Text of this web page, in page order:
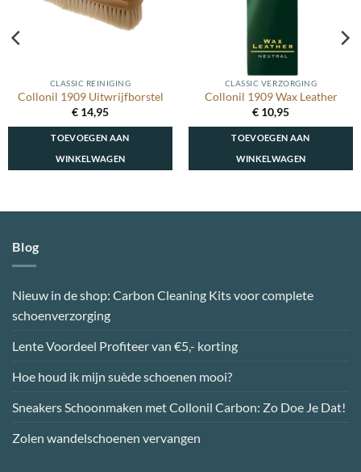
CLASSIC REINIGING
Collonil 1909 Uitwrijfborstel
€ 14,95
TOEVOEGEN AAN
WINKELWAGEN
CLASSIC VERZORGING
Collonil 1909 Wax Leather
€ 10,95
TOEVOEGEN AAN
WINKELWAGEN
Blog
Nieuw in de shop: Carbon Cleaning Kits voor complete
schoenverzorging
Lente Voordeel Profiteer van €5,- korting
Hoe houd ik mijn suède schoenen mooi?
Sneakers Schoonmaken met Collonil Carbon: Zo Doe Je Dat!
Zolen wandelschoenen vervangen